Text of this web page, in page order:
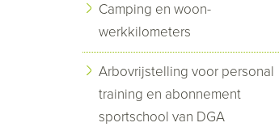
Camping en woon-
werkkilometers
Arbovrijstelling voor personal
training en abonnement
sportschool van DGA